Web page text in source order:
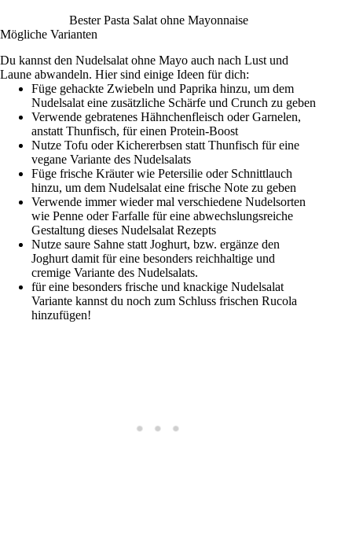
Bester Pasta Salat ohne Mayonnaise
Mögliche Varianten
Du kannst den Nudelsalat ohne Mayo auch nach Lust und
Laune abwandeln. Hier sind einige Ideen für dich:
Füge gehackte Zwiebeln und Paprika hinzu, um dem
Nudelsalat eine zusätzliche Schärfe und Crunch zu geben
Verwende gebratenes Hähnchenfleisch oder Garnelen,
anstatt Thunfisch, für einen Protein-Boost
Nutze Tofu oder Kichererbsen statt Thunfisch für eine
vegane Variante des Nudelsalats
Füge frische Kräuter wie Petersilie oder Schnittlauch
hinzu, um dem Nudelsalat eine frische Note zu geben
Verwende immer wieder mal verschiedene Nudelsorten
wie Penne oder Farfalle für eine abwechslungsreiche
Gestaltung dieses Nudelsalat Rezepts
Nutze saure Sahne statt Joghurt, bzw. ergänze den
Joghurt damit für eine besonders reichhaltige und
cremige Variante des Nudelsalats.
für eine besonders frische und knackige Nudelsalat
Variante kannst du noch zum Schluss frischen Rucola
hinzufügen!